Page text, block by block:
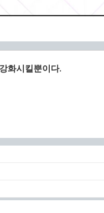
화시킬뿐이다.